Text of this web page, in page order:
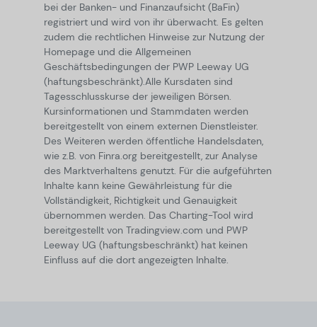
bei der Banken- und Finanzaufsicht (BaFin)
registriert und wird von ihr überwacht. Es gelten
zudem die rechtlichen Hinweise zur Nutzung der
Homepage und die Allgemeinen
Geschäftsbedingungen der PWP Leeway UG
(haftungsbeschränkt).Alle Kursdaten sind
Tagesschlusskurse der jeweiligen Börsen.
Kursinformationen und Stammdaten werden
bereitgestellt von einem externen Dienstleister.
Des Weiteren werden öffentliche Handelsdaten,
wie z.B. von Finra.org bereitgestellt, zur Analyse
des Marktverhaltens genutzt. Für die aufgeführten
Inhalte kann keine Gewährleistung für die
Vollständigkeit, Richtigkeit und Genauigkeit
übernommen werden. Das Charting-Tool wird
bereitgestellt von Tradingview.com und PWP
Leeway UG (haftungsbeschränkt) hat keinen
Einfluss auf die dort angezeigten Inhalte.